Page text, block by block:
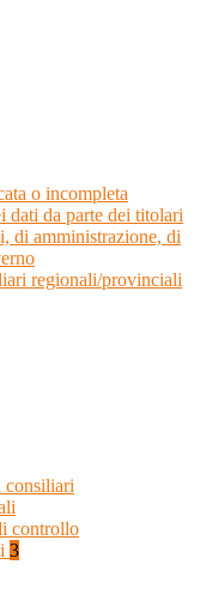
o incompleta
dati da parte dei titolari
di amministrazione, di
regionali/provinciali
consiliari
controllo
3